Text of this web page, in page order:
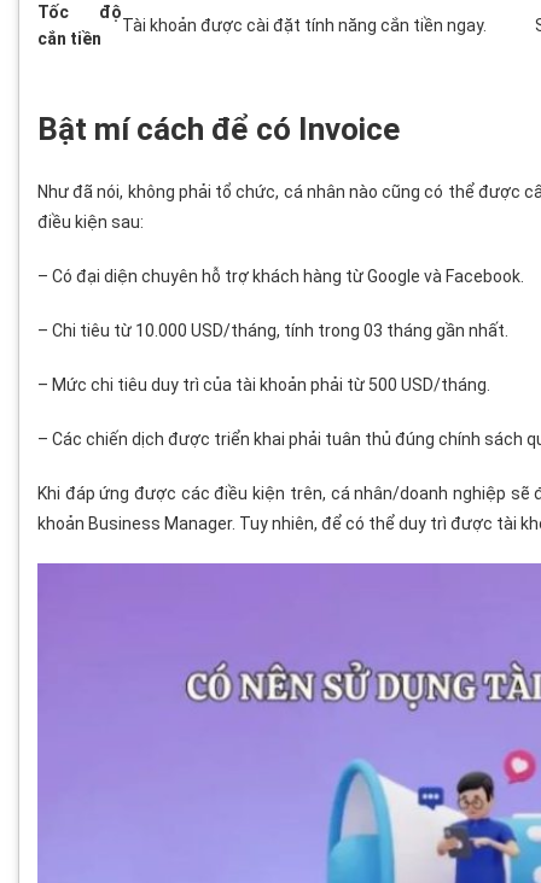
Tốc độ
cắn tiền
Tài khoản được cài đặt tính năng cắn tiền ngay.
Bật mí cách để có Invoice
Như đã nói, không phải tổ chức, cá nhân nào cũng có thể được
điều kiện sau:
– Có đại diện chuyên hỗ trợ khách hàng từ Google và Facebook.
– Chi tiêu từ 10.000 USD/tháng, tính trong 03 tháng gần nhất.
– Mức chi tiêu duy trì của tài khoản phải từ 500 USD/tháng.
– Các chiến dịch được triển khai phải tuân thủ đúng chính sách
Khi đáp ứng được các điều kiện trên, cá nhân/doanh nghiệp
khoản Business Manager. Tuy nhiên, để có thể duy trì được tài